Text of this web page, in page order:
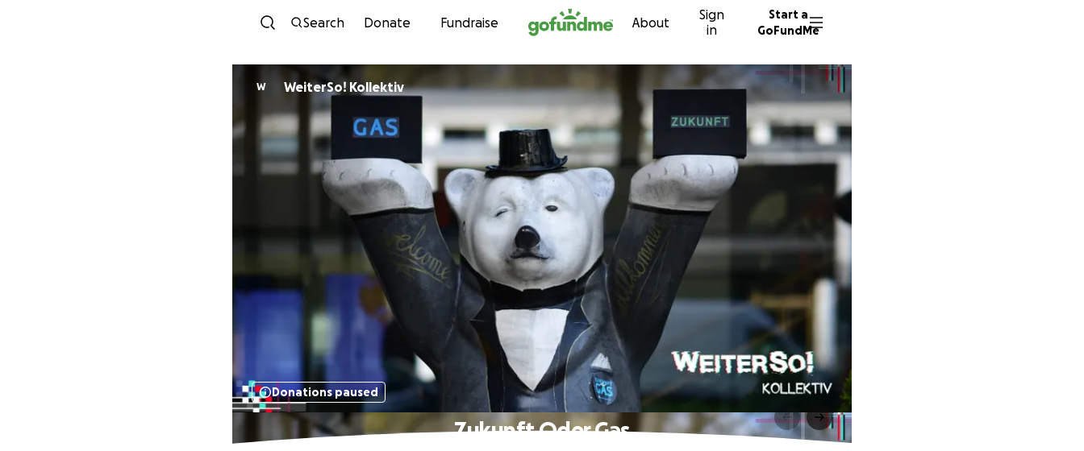
Skip to content
Search Donate Fundraise About
Sign
in
Start a
GoFundMe
W WeiterSo! Kollektiv
Donations paused
Zukunft Oder Gas